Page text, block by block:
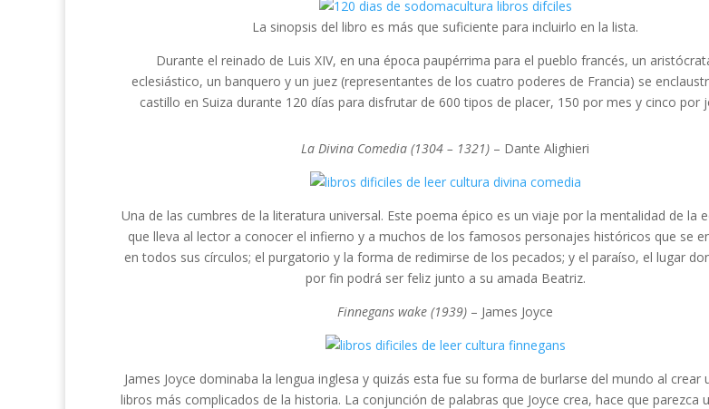
La sinopsis del libro es más que suficiente para incluirlo en la lista.
Durante el reinado de Luis XIV, en una época paupérrima para el pueblo francés, un
eclesiástico, un banquero y un juez (representantes de los cuatro poderes de Francia) se
castillo en Suiza durante 120 días para disfrutar de 600 tipos de placer, 150 por mes y cinco por
La Divina Comedia (1304 – 1321) – Dante Alighieri
Una de las cumbres de la literatura universal. Este poema épico es un viaje por la mentalidad de la
que lleva al lector a conocer el infierno y a muchos de los famosos personajes históricos que se
en todos sus círculos; el purgatorio y la forma de redimirse de los pecados; y el paraíso, el lugar
por fin podrá ser feliz junto a su amada Beatriz.
Finnegans wake (1939) – James Joyce
James Joyce dominaba la lengua inglesa y quizás esta fue su forma de burlarse del mundo al crear
libros más complicados de la historia. La conjunción de palabras que Joyce crea, hace que parezca